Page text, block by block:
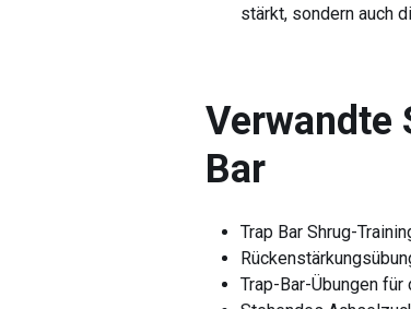
stärkt, sondern auch
Verwandte
Bar
Trap Bar Shrug-
Trap-Bar-Übungen für